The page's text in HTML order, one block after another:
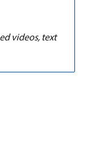
videos, text